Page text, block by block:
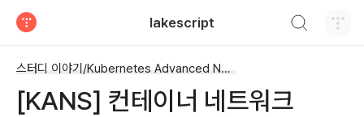
lakescript
스터디 이야기/Kubernetes Advanced Networking Study
[KANS] 컨테이너 네트워크